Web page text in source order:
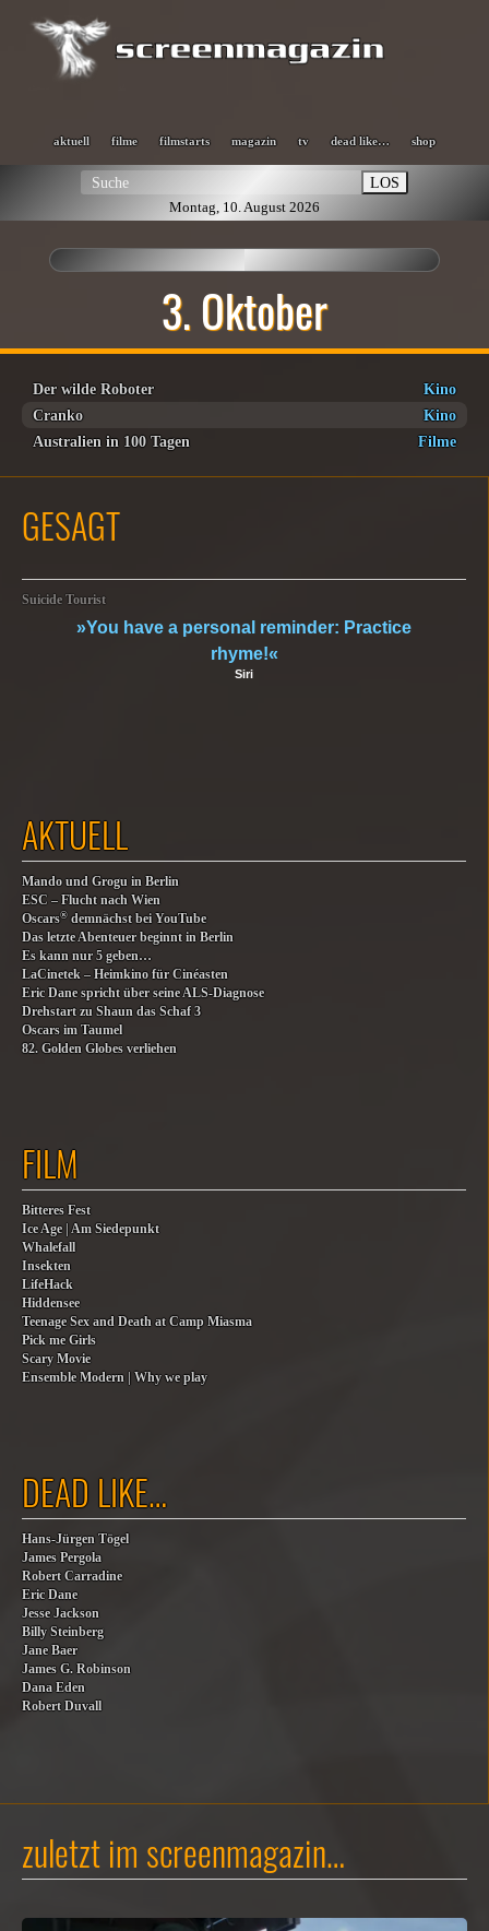
aktuell filme filmstarts magazin tv dead like… shop
LOS
Montag, 10. August 2026
3. Oktober
Der wilde Roboter
Kino
Cranko
Kino
Australien in 100 Tagen
Filme
GESAGT
Suicide Tourist
»You have a personal reminder: Practice
rhyme!«
Siri
AKTUELL
Mando und Grogu in Berlin
ESC – Flucht nach Wien
Oscars® demnächst bei YouTube
Das letzte Abenteuer beginnt in Berlin
Es kann nur 5 geben…
LaCinetek – Heimkino für Cinéasten
Eric Dane spricht über seine ALS-Diagnose
Drehstart zu Shaun das Schaf 3
Oscars im Taumel
82. Golden Globes verliehen
FILM
Bitteres Fest
Ice Age | Am Siedepunkt
Whalefall
Insekten
LifeHack
Hiddensee
Teenage Sex and Death at Camp Miasma
Pick me Girls
Scary Movie
Ensemble Modern | Why we play
DEAD LIKE…
Hans-Jürgen Tögel
James Pergola
Robert Carradine
Eric Dane
Jesse Jackson
Billy Steinberg
Jane Baer
James G. Robinson
Dana Eden
Robert Duvall
zuletzt im screenmagazin…